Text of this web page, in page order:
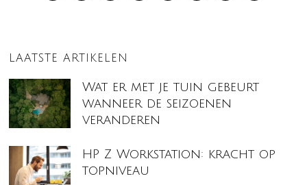
LAATSTE ARTIKELEN
Wat er met je tuin gebeurt
wanneer de seizoenen
veranderen
HP Z Workstation: kracht op
topniveau